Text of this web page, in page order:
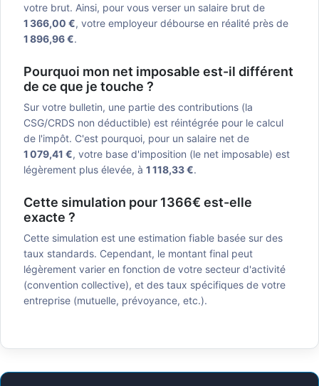
votre brut. Ainsi, pour vous verser un salaire brut de
1 366,00 €, votre employeur débourse en réalité près de
1 896,96 €.
Pourquoi mon net imposable est-il différent
de ce que je touche ?
Sur votre bulletin, une partie des contributions (la
CSG/CRDS non déductible) est réintégrée pour le calcul
de l'impôt. C'est pourquoi, pour un salaire net de
1 079,41 €, votre base d'imposition (le net imposable) est
légèrement plus élevée, à 1 118,33 €.
Cette simulation pour 1366€ est-elle
exacte ?
Cette simulation est une estimation fiable basée sur des
taux standards. Cependant, le montant final peut
légèrement varier en fonction de votre secteur d'activité
(convention collective), et des taux spécifiques de votre
entreprise (mutuelle, prévoyance, etc.).